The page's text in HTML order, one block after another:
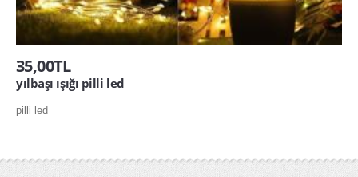
35,00TL
yılbaşı ışığı pilli led
pilli led